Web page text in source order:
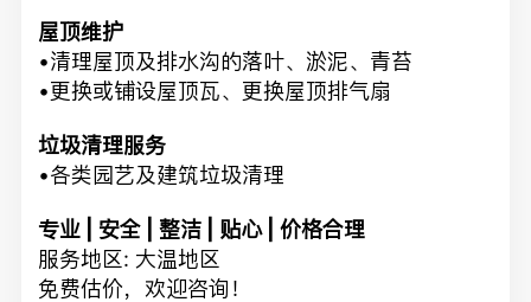
屋顶维护
•清理屋顶及排水沟的落叶、淤泥、青苔
•更换或铺设屋顶瓦、更换屋顶排气扇
垃圾清理服务
•各类园艺及建筑垃圾清理
专业 | 安全 | 整洁 | 贴心 | 价格合理
服务地区: 大温地区
免费估价，欢迎咨询！